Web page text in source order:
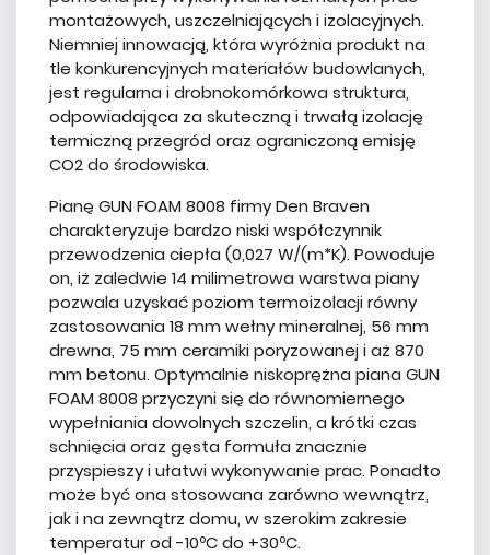
montażowych, uszczelniających i izolacyjnych.
Niemniej innowacją, która wyróżnia produkt na
tle konkurencyjnych materiałów budowlanych,
jest regularna i drobnokomórkowa struktura,
odpowiadająca za skuteczną i trwałą izolację
termiczną przegród oraz ograniczoną emisję
CO2 do środowiska.
Pianę GUN FOAM 8008 firmy Den Braven
charakteryzuje bardzo niski współczynnik
przewodzenia ciepła (0,027 W/(m*K). Powoduje
on, iż zaledwie 14 milimetrowa warstwa piany
pozwala uzyskać poziom termoizolacji równy
zastosowania 18 mm wełny mineralnej, 56 mm
drewna, 75 mm ceramiki poryzowanej i aż 870
mm betonu. Optymalnie niskoprężna piana GUN
FOAM 8008 przyczyni się do równomiernego
wypełniania dowolnych szczelin, a krótki czas
schnięcia oraz gęsta formuła znacznie
przyspieszy i ułatwi wykonywanie prac. Ponadto
może być ona stosowana zarówno wewnątrz,
jak i na zewnątrz domu, w szerokim zakresie
temperatur od -10ºC do +30ºC.